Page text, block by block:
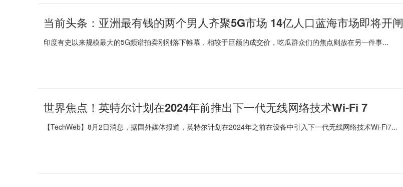
当前头条：亚洲最有钱的两个男人齐聚5G市场 14亿人口蓝海市场即将开闸
印度有史以来规模最大的5G频谱拍卖刚刚落下帷幕，相较于巨额的成交价，吃瓜群众们的焦点则放在另一件事...
世界焦点！英特尔计划在2024年前推出下一代无线网络技术Wi-Fi 7
【TechWeb】8月2日消息，据国外媒体报道，英特尔计划在2024年之前在设备中引入下一代无线网络技术Wi-Fi7...